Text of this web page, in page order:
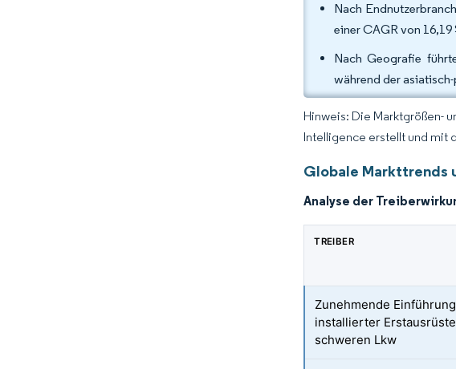
Nach
einer CAGR von
Nach Geografie
während der
Hinweis: Die Marktgrößen-
Intelligence erstellt und mit
Globale Markttrends
Analyse der
TREIBER
Zunehmende
installierter
schweren Lkw